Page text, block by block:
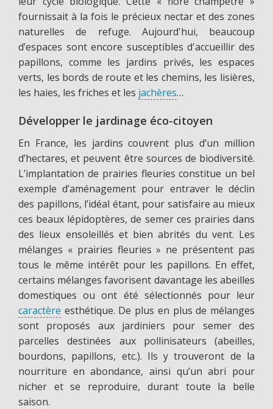
fournissait à la fois le précieux nectar et des zones
naturelles de refuge. Aujourd'hui, beaucoup
d’espaces sont encore susceptibles d'accueillir des
papillons, comme les jardins privés, les espaces
verts, les bords de route et les chemins, les lisières,
les haies, les friches et les jachères…
Développer le jardinage éco-citoyen
En France, les jardins couvrent plus d’un million
d’hectares, et peuvent être sources de biodiversité.
L’implantation de prairies fleuries constitue un bel
exemple d’aménagement pour entraver le déclin
des papillons, l’idéal étant, pour satisfaire au mieux
ces beaux lépidoptères, de semer ces prairies dans
des lieux ensoleillés et bien abrités du vent. Les
mélanges « prairies fleuries » ne présentent pas
tous le même intérêt pour les papillons. En effet,
certains mélanges favorisent davantage les abeilles
domestiques ou ont été sélectionnés pour leur
caractère esthétique. De plus en plus de mélanges
sont proposés aux jardiniers pour semer des
parcelles destinées aux pollinisateurs (abeilles,
bourdons, papillons, etc.). Ils y trouveront de la
nourriture en abondance, ainsi qu’un abri pour
nicher et se reproduire, durant toute la belle
saison.